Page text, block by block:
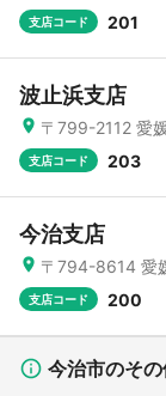
支店コード 201
波止浜支店
〒799-2112 愛
支店コード 203
今治支店
〒794-8614 愛
支店コード 200
今治市のそ